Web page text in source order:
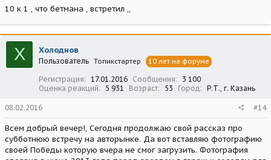
10 к 1 , что бетмана , встретил ,,
Х Холоднов
Пользователь Топикстартер 10 лет на форуме
Регистрация 17.01.2016 Сообщения
3 100
Оценка реакций
5 931 Возраст 53 Город Р.Т., г. Казань
08.02.2016 #14
Всем добрый вечер!, Сегодня продолжаю свой рассказ про
субботнюю встречу на авторынке. Да вот вставляю фотографию
своей Победы которую вчера не смог загрузить. Фотография